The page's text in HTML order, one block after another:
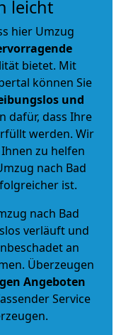
leicht
hier Umzug
bietet. Mit
können Sie
und
dafür, dass Ihre
werden. Wir
zu helfen
nach Bad
ist.
nach Bad
verläuft und
an
Überzeugen
Angeboten
Service